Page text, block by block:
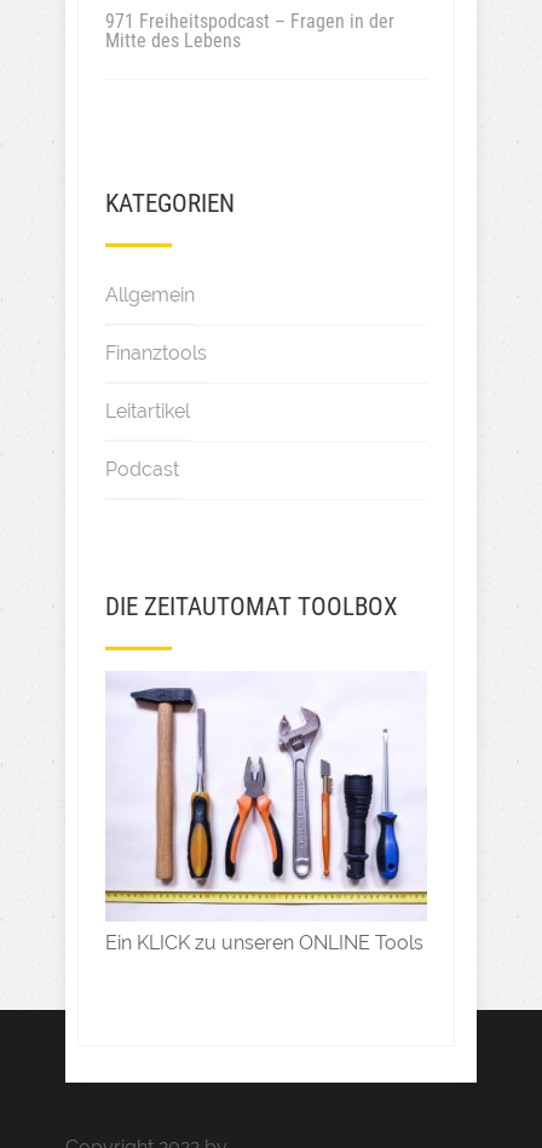
971 Freiheitspodcast – Fragen in der
Mitte des Lebens
KATEGORIEN
Allgemein
Finanztools
Leitartikel
Podcast
DIE ZEITAUTOMAT TOOLBOX
Ein KLICK zu unseren ONLINE Tools